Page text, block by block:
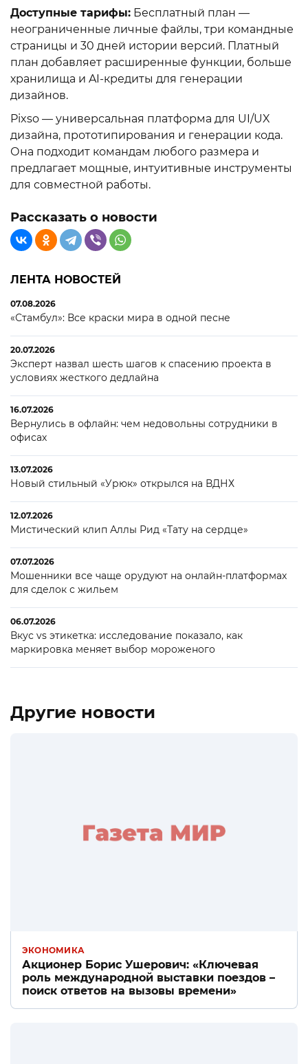
Доступные тарифы: Бесплатный план —
неограниченные личные файлы, три командные
страницы и 30 дней истории версий. Платный
план добавляет расширенные функции, больше
хранилища и AI-кредиты для генерации
дизайнов.
Pixso — универсальная платформа для UI/UX
дизайна, прототипирования и генерации кода.
Она подходит командам любого размера и
предлагает мощные, интуитивные инструменты
для совместной работы.
Рассказать о новости
ЛЕНТА НОВОСТЕЙ
07.08.2026
«Стамбул»: Все краски мира в одной песне
20.07.2026
Эксперт назвал шесть шагов к спасению проекта в
условиях жесткого дедлайна
16.07.2026
Вернулись в офлайн: чем недовольны сотрудники в
офисах
13.07.2026
Новый стильный «Урюк» открылся на ВДНХ
12.07.2026
Мистический клип Аллы Рид «Тату на сердце»
07.07.2026
Мошенники все чаще орудуют на онлайн-платформах
для сделок с жильем
06.07.2026
Вкус vs этикетка: исследование показало, как
маркировка меняет выбор мороженого
Другие новости
ЭКОНОМИКА
Акционер Борис Ушерович: «Ключевая
роль международной выставки поездов –
поиск ответов на вызовы времени»